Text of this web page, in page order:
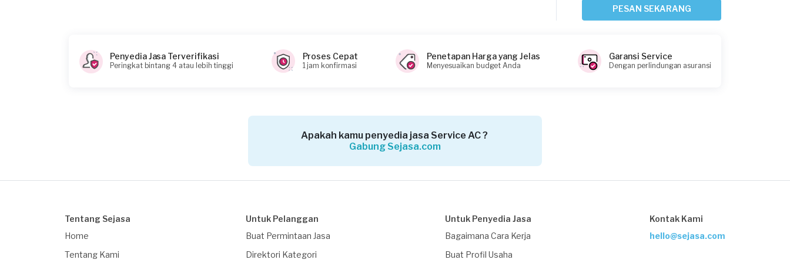
Sekitar 2 jam yang lalu
Sekitar 2 jam yang lalu
Sekitar 3 jam yang lalu
PESAN SEKARANG
Penyedia Jasa Terverifikasi
Peringkat bintang 4 atau lebih tinggi
Proses Cepat
1 jam konfirmasi
Penetapan Harga yang Jelas
Menyesuaikan budget Anda
Garansi Service
Dengan perlindungan asuransi
Apakah kamu penyedia jasa Service AC ?
Gabung Sejasa.com
Tentang Sejasa
Home
Tentang Kami
Untuk Pelanggan
Buat Permintaan Jasa
Direktori Kategori
Untuk Penyedia Jasa
Bagaimana Cara Kerja
Buat Profil Usaha
Kontak Kami
hello@sejasa.com